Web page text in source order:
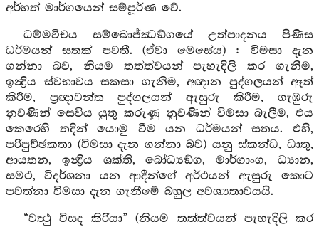
අර්හත් මාර්ගයෙන් සම්පූර්ණ වේ.
ධම්මවිචය සම්බොජ්ඣඞ්ගයේ උත්පාදනය පිණිස
ධර්මයන් සතක් පවතී. (ඒවා මෙසේය) : විමසා දැන
ගන්නා බව, නියම තත්ත්වයන් පැහැදිලි කර ගැනීම,
ඉන්‍ද්‍රිය ස්වභාවය සකසා ගැනීම, අඥාන පුද්ගලයන් ඈත්
කිරීම, ප්‍රඥාවන්ත පුද්ගලයන් ඇසුරු කිරීම, ගැඹුරු
නුවණින් සෙවිය යුතු කරුණු නුවණින් විමසා බැලීම, එය
කෙරෙහි තදින් යොමු වීම යන ධර්මයන් සතය. එහි,
පරිපුච්ඡකතා (විමසා දැන ගන්නා බව) යනු ස්කන්ධ, ධාතු,
ආයතන, ඉන්‍ද්‍රිය ශක්ති, බෝධ්‍යඞ්ග, මාර්ගාංග, ධ්‍යාන,
සමථ, විදර්ශනා යන ආදීන්ගේ අර්ථයන් ඇසුරු කොට
පවත්නා විමසා දැන ගැනීමේ බහුල අවශ්‍යතාවයයි.
“වත්‍ථු විසද කිරියා” (නියම තත්ත්වයන් පැහැදිලි කර